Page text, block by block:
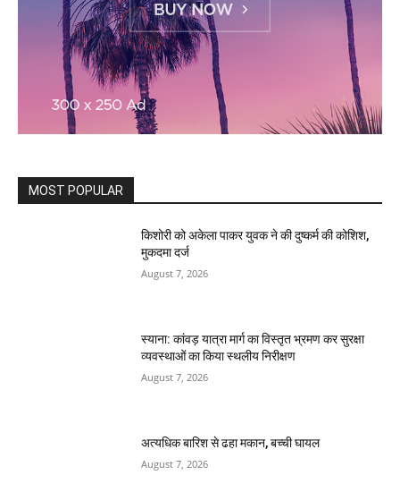
MOST POPULAR
किशोरी को अकेला पाकर युवक ने की दुष्कर्म की कोशिश,
मुकदमा दर्ज
August 7, 2026
स्याना: कांवड़ यात्रा मार्ग का विस्तृत भ्रमण कर सुरक्षा
व्यवस्थाओं का किया स्थलीय निरीक्षण
August 7, 2026
अत्यधिक बारिश से ढहा मकान, बच्ची घायल
August 7, 2026